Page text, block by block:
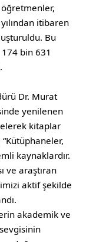
itibaren
Bu
bin 631
Dr. Murat
yenilenen
kitaplar
kaynaklardır.
ve araştıran
aktif şekilde
akademik ve